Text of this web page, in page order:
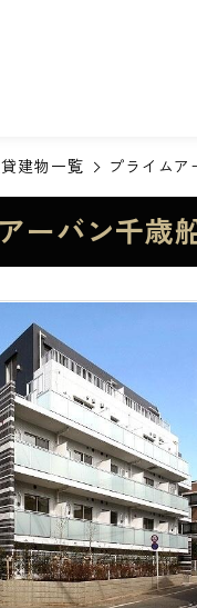
建物一覧 プライムア
ーバン千歳